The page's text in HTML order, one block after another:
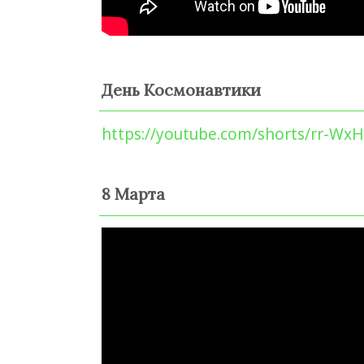
День Космонавтики
https://youtube.com/shorts/rr-
8 Марта